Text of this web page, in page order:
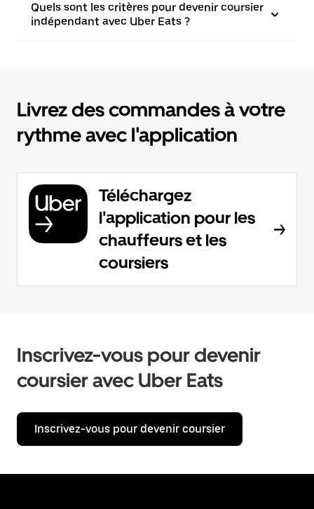
Quels sont les critères pour devenir coursier
indépendant avec Uber Eats ?
Livrez des commandes à votre
rythme avec l'application
Téléchargez
l'application pour les
chauffeurs et les
coursiers
Inscrivez-vous pour devenir
coursier avec Uber Eats
Inscrivez-vous pour devenir coursier